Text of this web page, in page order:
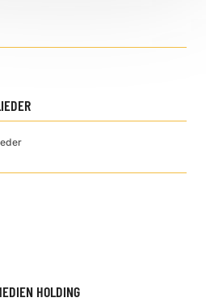
HOLDING